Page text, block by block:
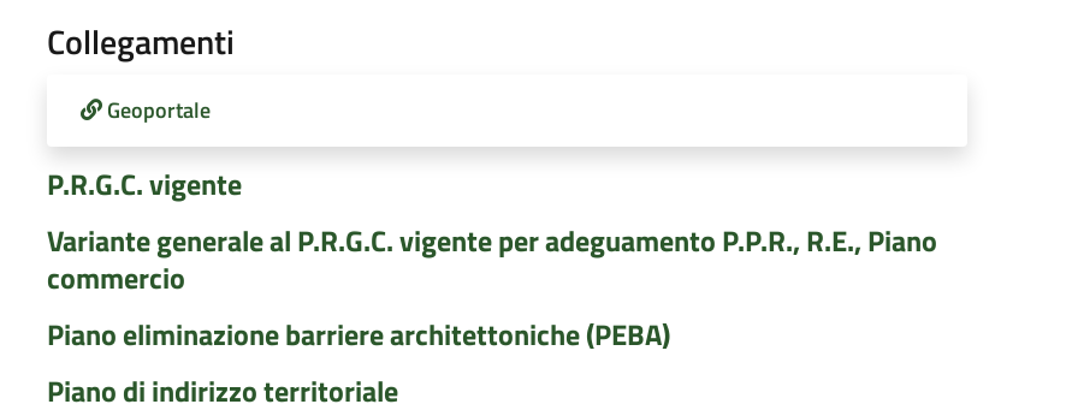
Collegamenti
Geoportale
P.R.G.C. vigente
Variante generale al P.R.G.C. vigente per adeguamento P.P.R., R.E., Piano
commercio
Piano eliminazione barriere architettoniche (PEBA)
Piano di indirizzo territoriale